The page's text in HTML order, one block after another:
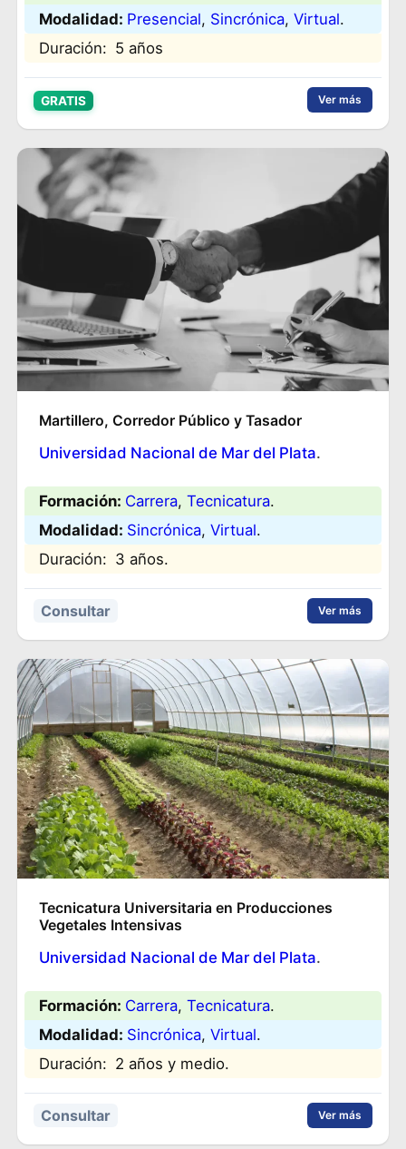
Modalidad: Presencial, Sincrónica, Virtual.
Duración: 5 años
GRATIS Ver más
Martillero, Corredor Público y Tasador
Universidad Nacional de Mar del Plata.
Formación: Carrera, Tecnicatura.
Modalidad: Sincrónica, Virtual.
Duración: 3 años.
Consultar Ver más
Tecnicatura Universitaria en Producciones
Vegetales Intensivas
Universidad Nacional de Mar del Plata.
Formación: Carrera, Tecnicatura.
Modalidad: Sincrónica, Virtual.
Duración: 2 años y medio.
Consultar Ver más